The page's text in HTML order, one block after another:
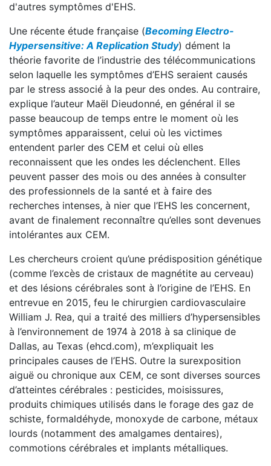
d'autres symptômes d'EHS.
Une récente étude française (Becoming Electro-
Hypersensitive: A Replication Study) dément la
théorie favorite de l’industrie des télécommunications
selon laquelle les symptômes d’EHS seraient causés
par le stress associé à la peur des ondes. Au contraire,
explique l’auteur Maël Dieudonné, en général il se
passe beaucoup de temps entre le moment où les
symptômes apparaissent, celui où les victimes
entendent parler des CEM et celui où elles
reconnaissent que les ondes les déclenchent. Elles
peuvent passer des mois ou des années à consulter
des professionnels de la santé et à faire des
recherches intenses, à nier que l’EHS les concernent,
avant de finalement reconnaître qu’elles sont devenues
intolérantes aux CEM.
Les chercheurs croient qu’une prédisposition génétique
(comme l’excès de cristaux de magnétite au cerveau)
et des lésions cérébrales sont à l’origine de l’EHS. En
entrevue en 2015, feu le chirurgien cardiovasculaire
William J. Rea, qui a traité des milliers d’hypersensibles
à l’environnement de 1974 à 2018 à sa clinique de
Dallas, au Texas (ehcd.com), m’expliquait les
principales causes de l’EHS. Outre la surexposition
aiguë ou chronique aux CEM, ce sont diverses sources
d’atteintes cérébrales : pesticides, moisissures,
produits chimiques utilisés dans le forage des gaz de
schiste, formaldéhyde, monoxyde de carbone, métaux
lourds (notamment des amalgames dentaires),
commotions cérébrales et implants métalliques.